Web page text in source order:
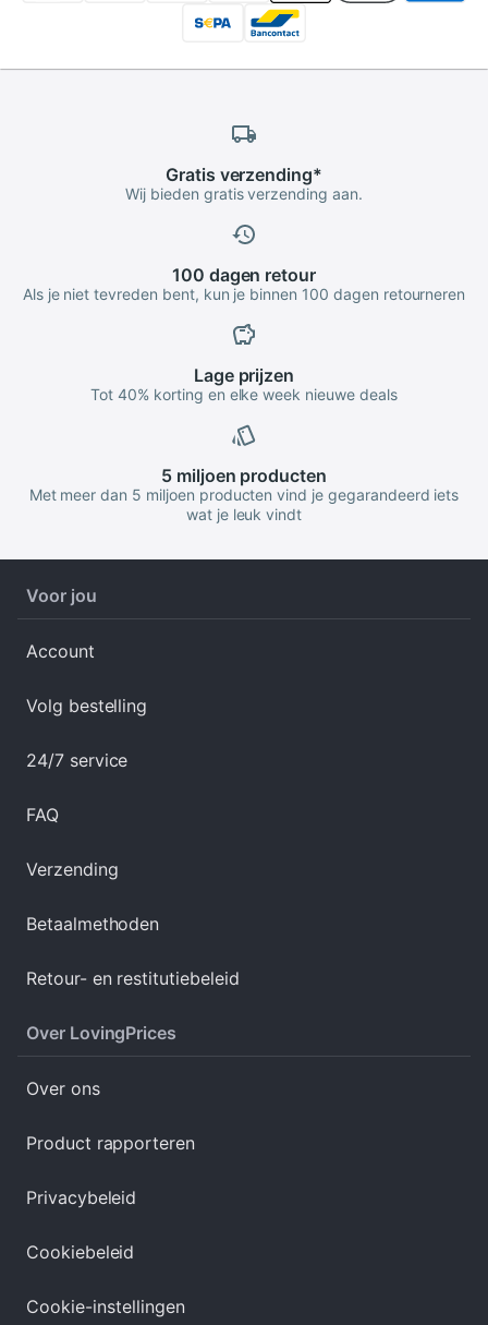
Gratis verzending*
Wij bieden gratis verzending aan.
100 dagen retour
Als je niet tevreden bent, kun je binnen 100 dagen retourneren
Lageprijzen
Tot 40% korting en elke week nieuwe deals
5 miljoen producten
Met meer dan 5 miljoen producten vind je gegarandeerd iets
wat je leuk vindt
Voor jou
Account
Volg bestelling
24/7 service
FAQ
Verzending
Betaalmethoden
Retour- en restitutiebeleid
Over LovingPrices
Over ons
Product rapporteren
Privacybeleid
Cookiebeleid
Cookie-instellingen